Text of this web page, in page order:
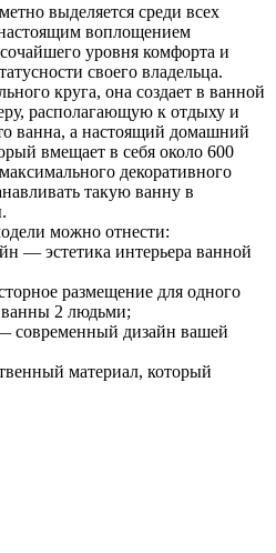
выделяется среди всех
воплощением
уровня комфорта и
своего владельца.
круга, она создает в ванной
располагающую к отдыху и
ванна, а настоящий домашний
вмещает в себя около 600
декоративного
такую ванну в
можно отнести:
— эстетика интерьера ванной
размещение для одного
2 людьми;
современный дизайн вашей
материал, который